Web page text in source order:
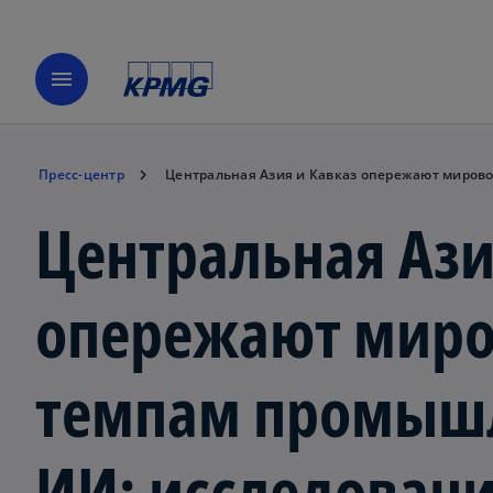
menu
Пресс-центр Центральная Азия и Кавказ опережают
Центральная
опережают
темпам